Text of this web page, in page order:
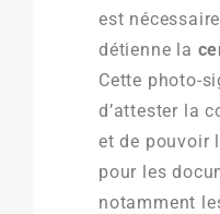
est
détienne la
Cette photo-
d’attester la
et de pouvoir
pour les
notamment